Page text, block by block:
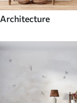
Architecture